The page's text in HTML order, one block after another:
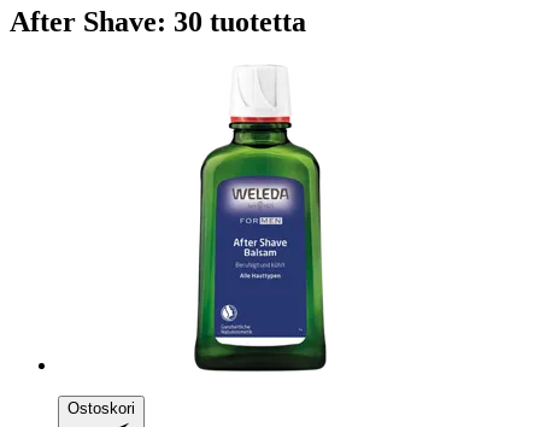
After Shave: 30 tuotetta
Ostoskori